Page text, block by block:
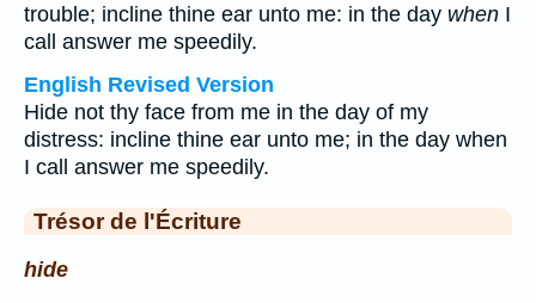
trouble; incline thine ear unto me: in the day when I
call answer me speedily.
English Revised Version
Hide not thy face from me in the day of my
distress: incline thine ear unto me; in the day when
I call answer me speedily.
Trésor de l'Écriture
hide